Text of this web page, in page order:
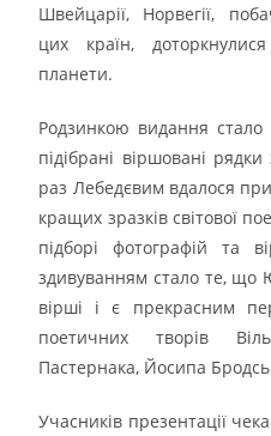
Швейцарії, Норвегії,
цих країн,
планети.
Родзинкою видання
підібрані віршовані
раз Лебедєвим вдалося
кращих зразків світової
підборі фотографій
здивуванням стало те, що
вірші і є прекрасним
поетичних творів
Пастернака, Йосипа
Учасників презентації